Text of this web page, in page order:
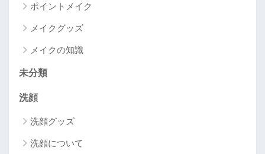
ポイントメイク
メイクグッズ
メイクの知識
未分類
洗顔
洗顔グッズ
洗顔について